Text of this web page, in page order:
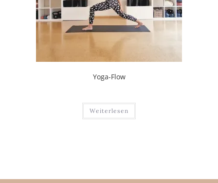
Yoga-Flow
Weiterlesen